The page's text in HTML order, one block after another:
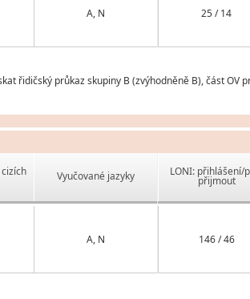
A, N 25 / 14
řidičský průkaz skupiny B (zvýhodněně B), část OV
Vyučované jazyky
A, N
LONI: přihlášení/
přijmout
146 / 46